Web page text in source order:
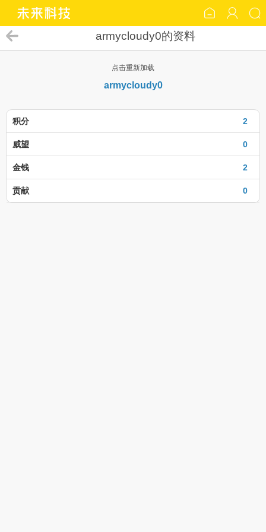
armycloudy0的资料
点击重新加载
armycloudy0
2
积分
0
威望
2
金钱
0
贡献